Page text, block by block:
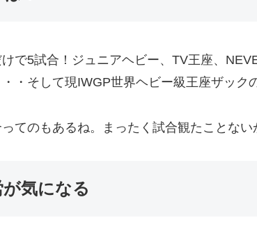
で5試合！ジュニアヘビー、TV王座、
・そして現IWGP世界ヘビー級王座ザック
てのもあるね。まったく試合観たことない
気になる